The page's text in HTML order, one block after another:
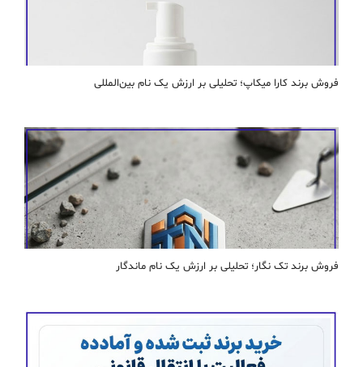
فروش برند کارا ميكاپ؛ تحلیلی بر ارزش یک نام بین‌المللی
فروش برند تک نگار؛ تحلیلی بر ارزش یک نام ماندگار